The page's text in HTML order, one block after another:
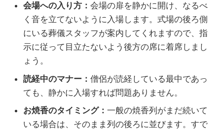
会場への入り方： 会場の扉を静かに開け、なるべ
く音を立てないように入場します。式場の後ろ側
にいる葬儀スタッフが案内してくれますので、指
示に従って目立たないよう後方の席に着席しまし
ょう。
読経中のマナー： 僧侶が読経している最中であっ
ても、静かに入場すれば問題ありません。
お焼香のタイミング： 一般の焼香列がまだ続いて
いる場合は、そのまま列の後ろに並びます。すで